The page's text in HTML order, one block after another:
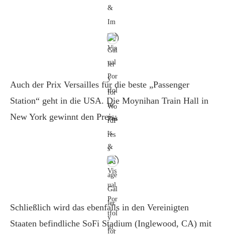
Auch der Prix Versailles für die beste „Passenger
Station“ geht in die USA. Die Moynihan Train Hall in
New York gewinnt den Preis:
Schließlich wird das ebenfalls in den Vereinigten
Staaten befindliche SoFi Stadium (Inglewood, CA) mit